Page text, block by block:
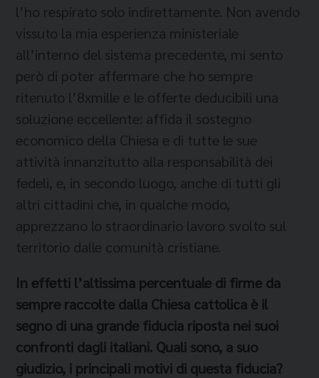
l’ho respirato solo indirettamente. Non avendo
vissuto la mia esperienza ministeriale
all’interno del sistema precedente, mi sento
però di poter affermare che ho sempre
ritenuto l’8xmille e le offerte deducibili una
soluzione eccellente: affida il sostegno
economico della Chiesa e di tutte le sue
attività innanzitutto alla responsabilità dei
fedeli, e, in secondo luogo, anche di tutti gli
altri cittadini che, in qualche modo,
apprezzano lo straordinario lavoro svolto sul
territorio dalle comunità cristiane.
In effetti l’altissima percentuale di firme da
sempre raccolte dalla Chiesa cattolica è il
segno di una grande fiducia riposta nei suoi
confronti dagli italiani. Quali sono, a suo
giudizio, i principali motivi di questa fiducia?